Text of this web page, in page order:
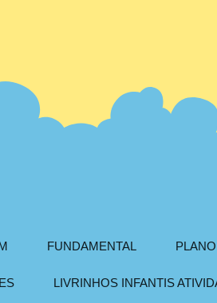
FUNDAMENTAL
LIVRINHOS INFANTIS